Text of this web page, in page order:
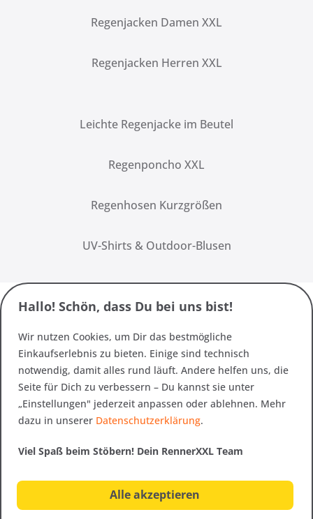
Regenjacken Damen XXL
Regenjacken Herren XXL
Leichte Regenjacke im Beutel
Regenponcho XXL
Regenhosen Kurzgrößen
UV-Shirts & Outdoor-Blusen
Hallo! Schön, dass Du bei uns bist!
Wir nutzen Cookies, um Dir das bestmögliche
Einkaufserlebnis zu bieten. Einige sind technisch
notwendig, damit alles rund läuft. Andere helfen uns, die
Seite für Dich zu verbessern – Du kannst sie unter
„Einstellungen" jederzeit anpassen oder ablehnen. Mehr
dazu in unserer Datenschutzerklärung.
Viel Spaß beim Stöbern! Dein RennerXXL Team
Alle akzeptieren